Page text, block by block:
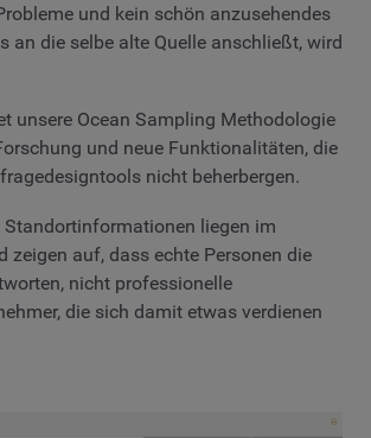
und kein schön anzusehendes
an die selbe alte Quelle anschließt, wird
unsere Ocean Sampling Methodologie
und neue Funktionalitäten, die
nicht beherbergen.
Standortinformationen liegen im
zeigen auf, dass echte Personen die
nicht professionelle
die sich damit etwas verdienen